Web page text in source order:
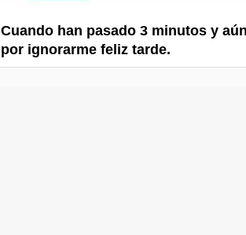
Cuando han pasado 3 minutos y
por ignorarme feliz tarde.